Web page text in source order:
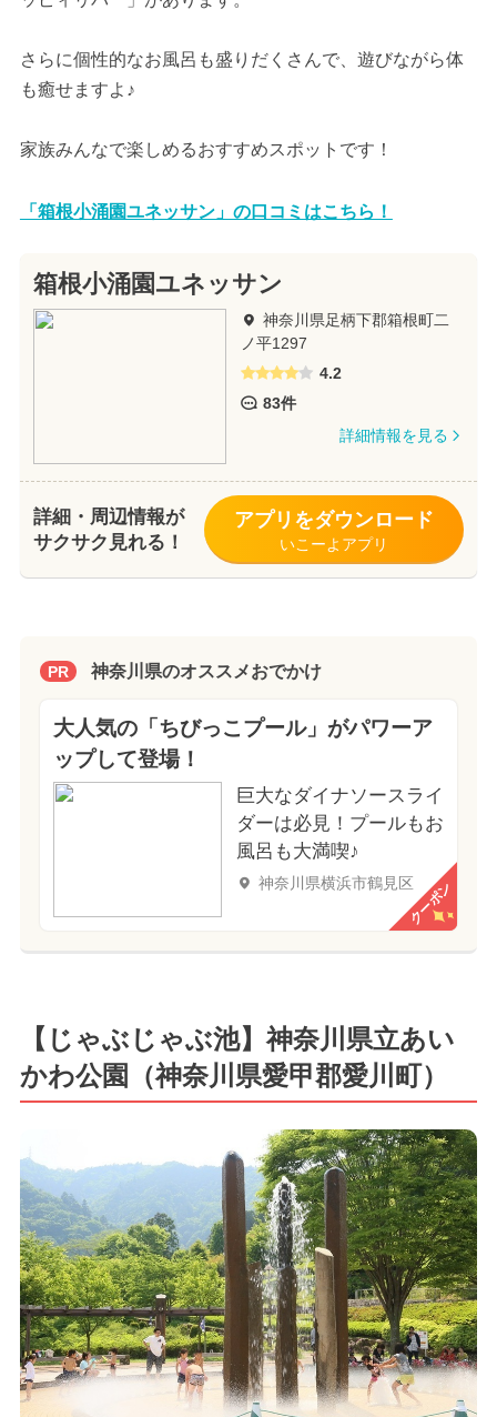
さらに個性的なお風呂も盛りだくさんで、遊びながら体
も癒せますよ♪
家族みんなで楽しめるおすすめスポットです！
「箱根小涌園ユネッサン」の口コミはこちら！
箱根小涌園ユネッサン
神奈川県足柄下郡箱根町二
ノ平1297
4.2
83件
詳細情報を見る
詳細・周辺情報が
サクサク見れる！
アプリをダウンロード
いこーよアプリ
PR 神奈川県のオススメおでかけ
大人気の「ちびっこプール」がパワーア
ップして登場！
巨大なダイナソースライ
ダーは必見！プールもお
風呂も大満喫♪
神奈川県横浜市鶴見区クーポン
【じゃぶじゃぶ池】神奈川県立あい
かわ公園（神奈川県愛甲郡愛川町）